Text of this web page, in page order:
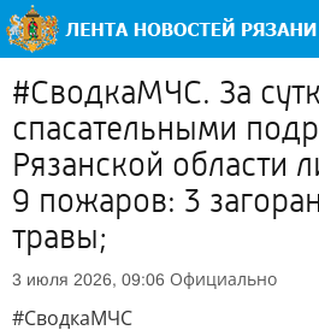
#СводкаМЧС. За
спасательными
Рязанской области
9 пожаров: 3
травы;
3 июля 2026, 09:06 Официально
#СводкаМЧС